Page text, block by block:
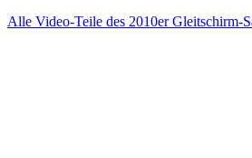
Alle Video-Teile des 2010er Gleitschirm-